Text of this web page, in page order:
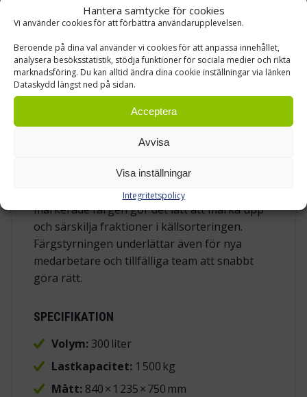
Hantera samtycke för cookies
Vi använder cookies för att förbättra användarupplevelsen.
Beroende på dina val använder vi cookies för att anpassa innehållet,
analysera besöksstatistik, stödja funktioner för sociala medier och rikta
marknadsföring. Du kan alltid ändra dina cookie inställningar via länken
Dataskydd längst ned på sidan.
Acceptera
Avvisa
Visa inställningar
Integritetspolicy
Kompaktheten gör att behållaren kan stå
nära källan utan att hindra gångtrafik eller
pallflöden.
GENOMTÄNKT KONSTRUKTION
Behållarens stomme är byggd av kraftig
stålplåt, förstärkt där slitaget normalt är som
störst. Den tåliga pulverlacken i RAL 5019 ger
rostangrepp. Ytan är enkel att hålla ren och
bidrar till att arbetsplatsen ser ordnad ut. Den
markerade färgen gör det lätt att märka upp
och särskilja fraktioner i källsorteringen.
Färgstyrningen underlättar även för nya
medarbetare och tillfälliga team att snabbt
göra rätt.
SPECIFIKATION
Volym:300 liter
Lastkapacitet:1 500 kg
Mått:840 × 1 235 × 750 mm